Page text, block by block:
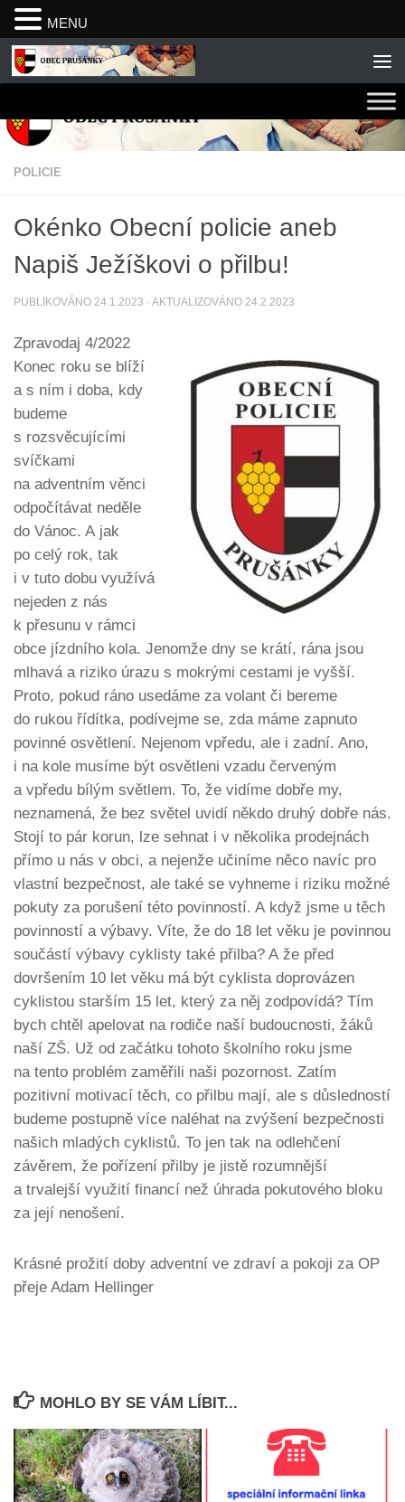
Skip to content
POLICIE
Okénko Obecní policie aneb
Napiš Ježíškovi o přilbu!
PUBLIKOVÁNO 24.1.2023 · AKTUALIZOVÁNO 24.2.2023
Zpravodaj 4/2022
Konec roku se blíží
a s ním i doba, kdy
budeme
s rozsvěcujícími
svíčkami
na adventním věnci
odpočítávat neděle
do Vánoc. A jak
po celý rok, tak
i v tuto dobu využívá
nejeden z nás
k přesunu v rámci
obce jízdního kola. Jenomže dny se krátí, rána jsou
mlhavá a riziko úrazu s mokrými cestami je vyšší.
Proto, pokud ráno usedáme za volant či bereme
do rukou řídítka, podívejme se, zda máme zapnuto
povinné osvětlení. Nejenom vpředu, ale i zadní. Ano,
i na kole musíme být osvětleni vzadu červeným
a vpředu bílým světlem. To, že vidíme dobře my,
neznamená, že bez světel uvidí někdo druhý dobře nás.
Stojí to pár korun, lze sehnat i v několika prodejnách
přímo u nás v obci, a nejenže učiníme něco navíc pro
vlastní bezpečnost, ale také se vyhneme i riziku možné
pokuty za porušení této povinností. A když jsme u těch
povinností a výbavy. Víte, že do 18 let věku je povinnou
součástí výbavy cyklisty také přilba? A že před
dovršením 10 let věku má být cyklista doprovázen
cyklistou starším 15 let, který za něj zodpovídá? Tím
bych chtěl apelovat na rodiče naší budoucnosti, žáků
naší ZŠ. Už od začátku tohoto školního roku jsme
na tento problém zaměřili naši pozornost. Zatím
pozitivní motivací těch, co přilbu mají, ale s důsledností
budeme postupně více naléhat na zvýšení bezpečnosti
našich mladých cyklistů. To jen tak na odlehčení
závěrem, že pořízení přilby je jistě rozumnější
a trvalejší využití financí než úhrada pokutového bloku
za její nenošení.
Krásné prožití doby adventní ve zdraví a pokoji za OP
přeje Adam Hellinger
MOHLO BY SE VÁM LÍBIT...
MENU